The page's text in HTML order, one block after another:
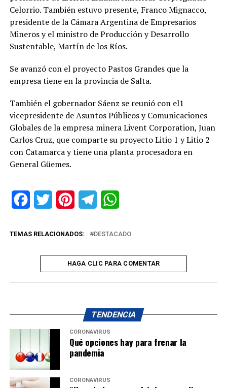
Celorrio. También estuvo presente, Franco Mignacco,
presidente de la Cámara Argentina de Empresarios
Mineros y el ministro de Producción y Desarrollo
Sustentable, Martín de los Ríos.
Se avanzó con el proyecto Pastos Grandes que la
empresa tiene en la provincia de Salta.
También el gobernador Sáenz se reunió con el1
vicepresidente de Asuntos Públicos y Comunicaciones
Globales de la empresa minera Livent Corporation, Juan
Carlos Cruz, que comparte su proyecto Litio 1 y Litio 2
con Catamarca y tiene una planta procesadora en
General Güemes.
FacebookTwitter PinterestTelegram
TEMAS RELACIONADOS: DESTACADO
HAGA CLIC PARA COMENTAR
TENDENCIA
CORONAVIRUS
Qué opciones hay para frenar la
pandemia
CORONAVIRUS